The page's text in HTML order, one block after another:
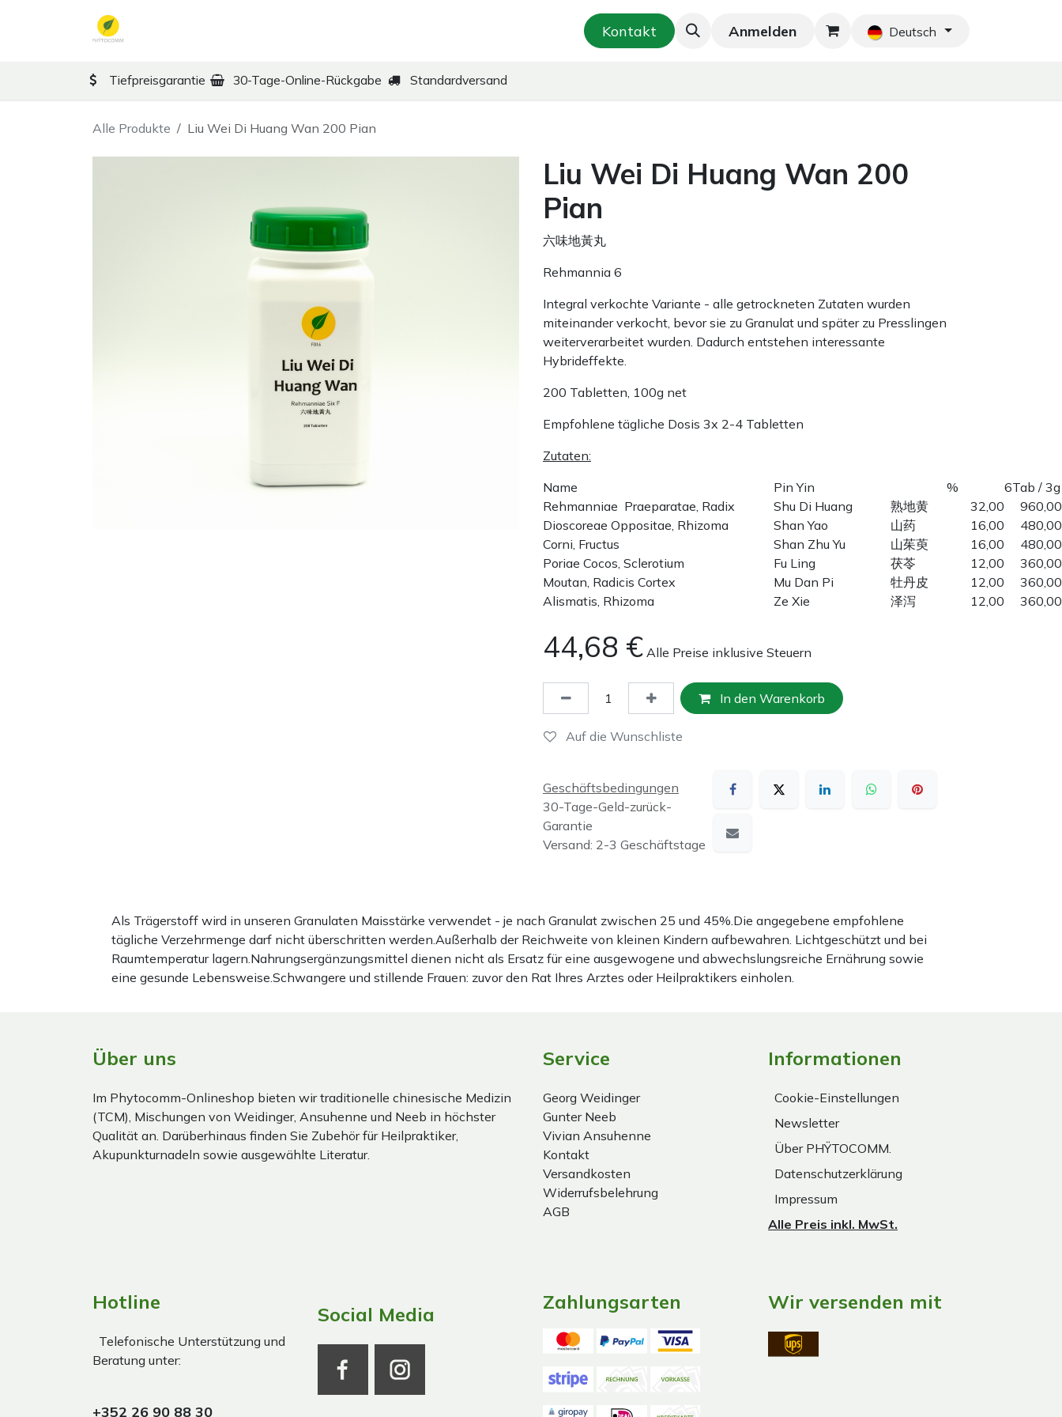
Kräuter-Zubereitungen Neu! Blog Home Shop
Kontakt Anmelden Deutsch
Tiefpreisgarantie 30-Tage-Online-Rückgabe Standardversand
Alle Produkte Liu Wei Di Huang Wan 200 Pian
Liu Wei Di Huang Wan 200
Pian
六味地黃丸
Rehmannia 6
Integral verkochte Variante - alle getrockneten Zutaten wurden
miteinander verkocht, bevor sie zu Granulat und später zu Presslingen
weiterverarbeitet wurden. Dadurch entstehen interessante
Hybrideffekte.
200 Tabletten, 100g net
Empfohlene tägliche Dosis 3x 2-4 Tabletten
Zutaten:
Name
Pin Yin %
6Tab / 3g
Rehmanniae Praeparatae, Radix
Shu Di Huang 熟地黄 32,00
960,00
Dioscoreae Oppositae, Rhizoma
Shan Yao 山药 16,00
480,00
Corni, Fructus
Shan Zhu Yu 山茱萸 16,00
480,00
Poriae Cocos, Sclerotium
Fu Ling 茯苓 12,00
360,00
Moutan, Radicis Cortex
Mu Dan Pi 牡丹皮 12,00
360,00
Alismatis, Rhizoma
Ze Xie 泽泻 12,00 360,00
44,68 € Alle Preise inklusive Steuern
In den Warenkorb
Auf die Wunschliste
Geschäftsbedingungen
30-Tage-Geld-zurück-
Garantie
Versand: 2-3 Geschäftstage
Als Trägerstoff wird in unseren Granulaten Maisstärke verwendet - je nach Granulat zwischen 25 und 45%.Die angegebene empfohlene
tägliche Verzehrmenge darf nicht überschritten werden.Außerhalb der Reichweite von kleinen Kindern aufbewahren. Lichtgeschützt und bei
Raumtemperatur lagern.Nahrungsergänzungsmittel dienen nicht als Ersatz für eine ausgewogene und abwechslungsreiche Ernährung sowie
eine gesunde Lebensweise.Schwangere und stillende Frauen: zuvor den Rat Ihres Arztes oder Heilpraktikers einholen.
Über uns
Im Phytocomm-Onlineshop bieten wir traditionelle chinesische Medizin
(TCM), Mischungen von Weidinger, Ansuhenne und Neeb in höchster
Qualität an. Darüberhinaus finden Sie Zubehör für Heilpraktiker,
Akupunkturnadeln sowie ausgewählte Literatur.
Service
Georg Weidinger
Gunter Neeb
Vivian Ansuhenne
Kontakt
Versandkosten
Widerrufsbelehrung
AGB
Informationen
Cookie-Einstellungen
Newsletter
Über PHŸTOCOMM.
Datenschutzerklärung
Impressum
Alle Preis inkl. MwSt.
Hotline
Telefonische Unterstützung und
Beratung unter:
+352 26 90 88 30
Social Media
Zahlungsarten Wir versenden mit